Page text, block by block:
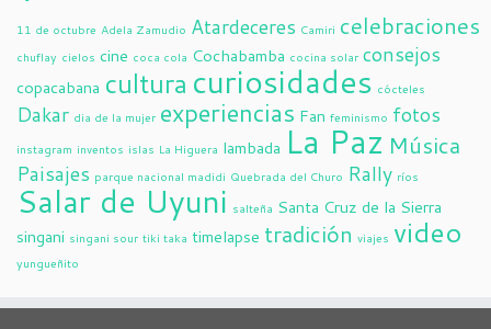
11 de octubre Adela Zamudio Atardeceres Camiri celebraciones
chuflay cielos cine coca cola Cochabamba cocina solar consejos
copacabana cultura curiosidades cócteles
Dakar dia de la mujer experiencias Fan feminismo fotos
instagram inventos islas La Higuera lambada La Paz Música
Paisajes parque nacional madidi Quebrada del Churo Rally ríos
Salar de Uyuni salteña Santa Cruz de la Sierra
singani singani sour tiki taka timelapse tradición viajes video
yungueñito